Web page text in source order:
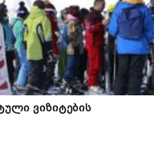
ვიზიტების